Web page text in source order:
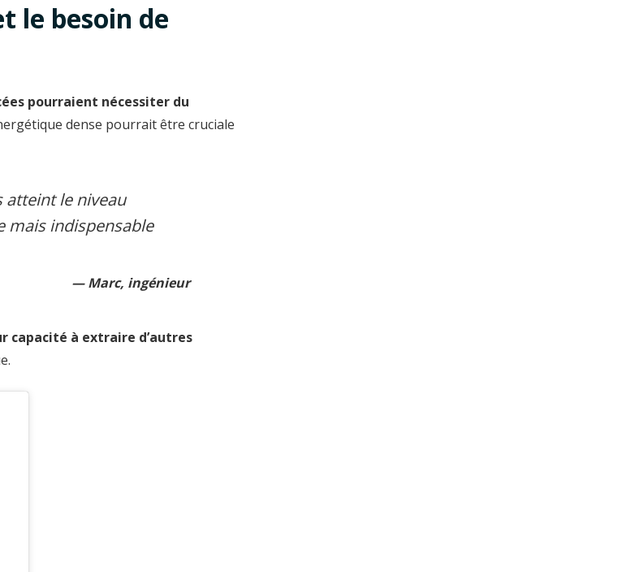
le besoin de
pourraient nécessiter du
dense pourrait être cruciale
atteint le niveau
mais indispensable
Marc, ingénieur
capacité à extraire d’autres